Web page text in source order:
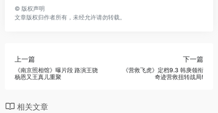
© 版权声明
文章版权归作者所有，未经允许请勿转载。
上一篇
《南京照相馆》曝片段 路演王骁
杨恩又王真儿重聚
下一篇
《营救飞虎》定档9.3 韩庚领衔
奇迹营救扭转战局!
相关文章